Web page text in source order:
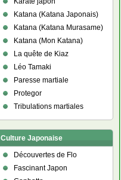
Katana (Katana Japonais)
Katana (Katana Murasame)
Katana (Mon Katana)
La quête de Kiaz
Léo Tamaki
Paresse martiale
Protegor
Tribulations martiales
Culture Japonaise
Découvertes de Flo
Fascinant Japon